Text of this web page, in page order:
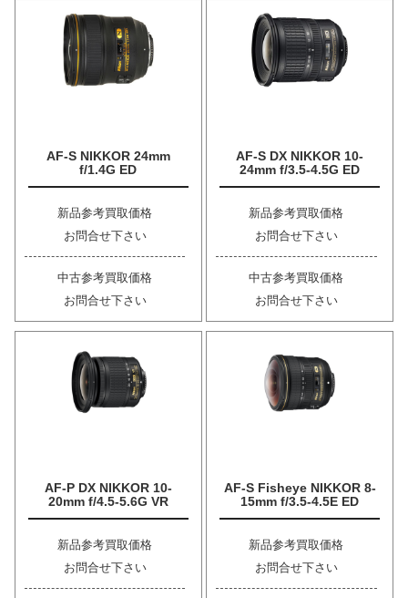
AF-S NIKKOR 24mm
f/1.4G ED
新品参考買取価格
お問合せ下さい
中古参考買取価格
お問合せ下さい
AF-S DX NIKKOR 10-
24mm f/3.5-4.5G ED
新品参考買取価格
お問合せ下さい
中古参考買取価格
お問合せ下さい
AF-P DX NIKKOR 10-
20mm f/4.5-5.6G VR
新品参考買取価格
お問合せ下さい
AF-S Fisheye NIKKOR 8-
15mm f/3.5-4.5E ED
新品参考買取価格
お問合せ下さい